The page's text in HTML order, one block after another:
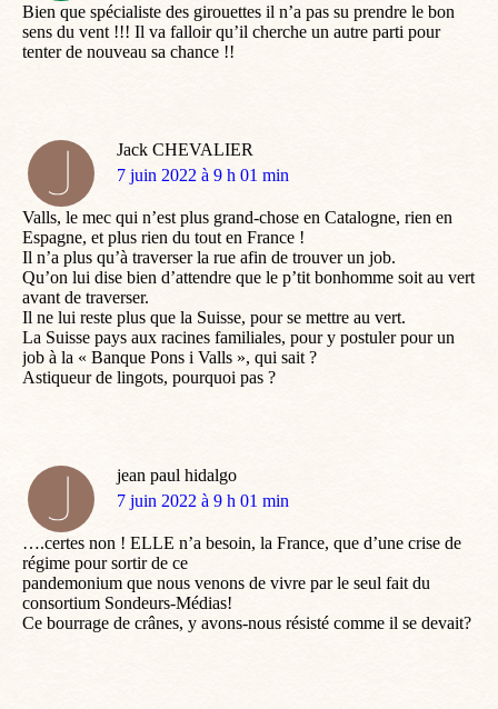
Bien que spécialiste des girouettes il n’a pas su prendre le bon
sens du vent !!! Il va falloir qu’il cherche un autre parti pour
tenter de nouveau sa chance !!
Jack CHEVALIER
dit
7 juin 2022 à 9 h 01 min
Valls, le mec qui n’est plus grand-chose en Catalogne, rien en
Espagne, et plus rien du tout en France !
Il n’a plus qu’à traverser la rue afin de trouver un job.
Qu’on lui dise bien d’attendre que le p’tit bonhomme soit au vert
avant de traverser.
Il ne lui reste plus que la Suisse, pour se mettre au vert.
La Suisse pays aux racines familiales, pour y postuler pour un
job à la « Banque Pons i Valls », qui sait ?
Astiqueur de lingots, pourquoi pas ?
jean paul hidalgo
dit
7 juin 2022 à 9 h 01 min
….certes non ! ELLE n’a besoin, la France, que d’une crise de
régime pour sortir de ce
pandemonium que nous venons de vivre par le seul fait du
consortium Sondeurs-Médias!
Ce bourrage de crânes, y avons-nous résisté comme il se devait?